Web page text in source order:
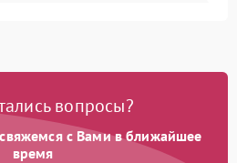
2100 ₽ Подробнее →
вопросы?
с Вами в ближайшее
время